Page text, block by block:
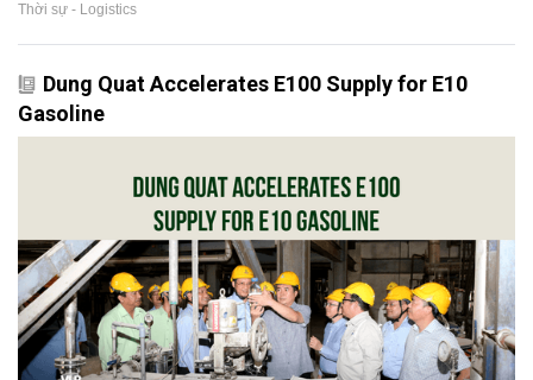
Thời sự - Logistics
Dung Quat Accelerates E100 Supply for E10
Gasoline